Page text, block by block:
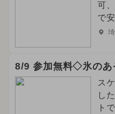
可
で
8/9 参加無料◇氷のあ
ス
し
ト